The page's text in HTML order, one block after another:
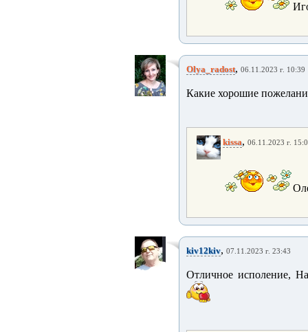
Olya_radost, 06.11.2023 г. 10:39
Какие хорошие
kissa, 06.11.2023 г.
kiv12kiv, 07.11.2023 г. 23:43
Отличное исполение,